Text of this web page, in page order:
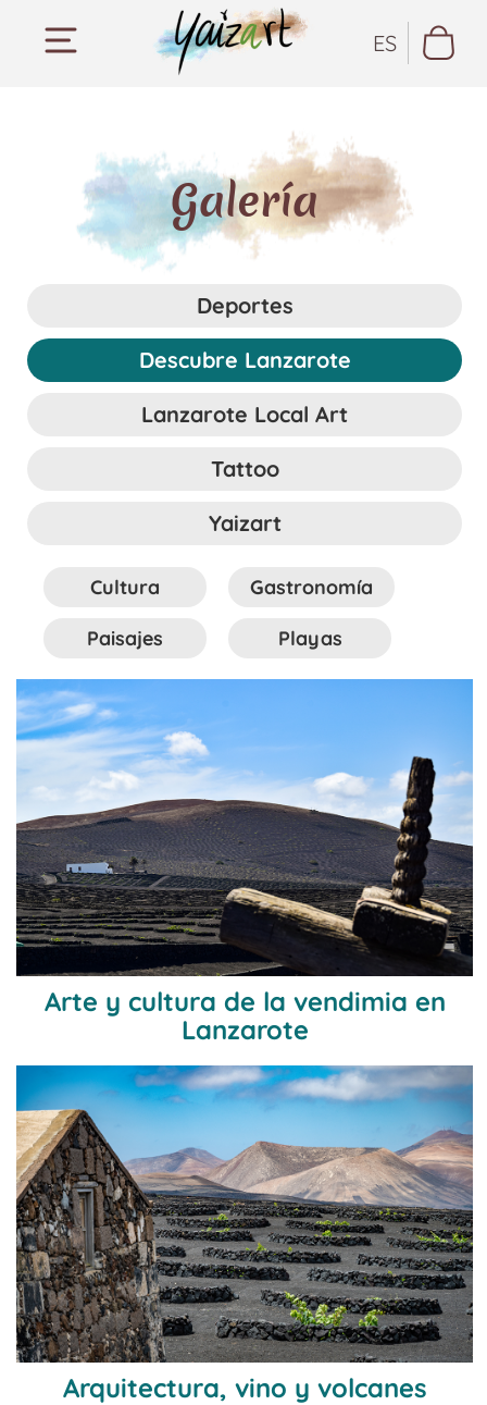
ES
Galería
Deportes
Descubre Lanzarote
Lanzarote Local Art
Tattoo
Yaizart
Cultura Gastronomía
Paisajes Playas
Arte y cultura de la vendimia en
Lanzarote
Arquitectura, vino y volcanes